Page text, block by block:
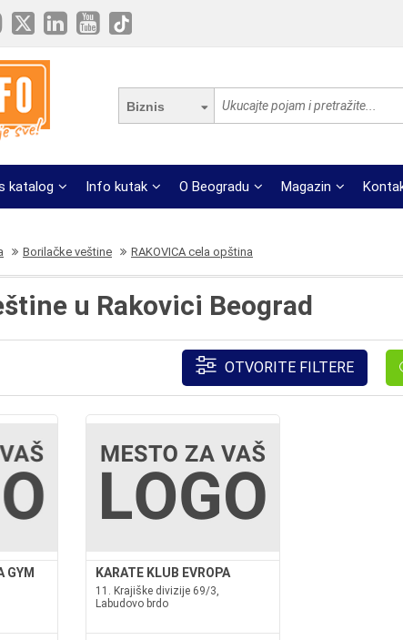
Biznis
katalog Info kutak O Beogradu Magazin
Borilačke veštine RAKOVICA cela opština
u Rakovici Beograd
OTVORITE FILTERE
GYM KARATE KLUB EVROPA
11. Krajiške divizije 69/3,
Labudovo brdo